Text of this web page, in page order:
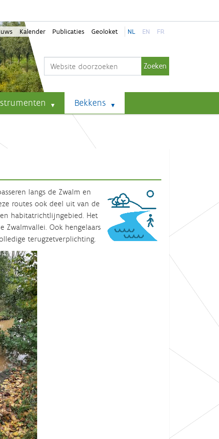
Kalender Publicaties Geoloket NL EN FR
Bekkens
langs de Zwalm en
routes ook deel uit van de
habitatrichtlijngebied. Het
Zwalmvallei. Ook hengelaars
terugzetverplichting.